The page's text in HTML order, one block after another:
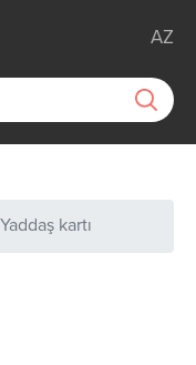
AZ
Yaddaş kartı